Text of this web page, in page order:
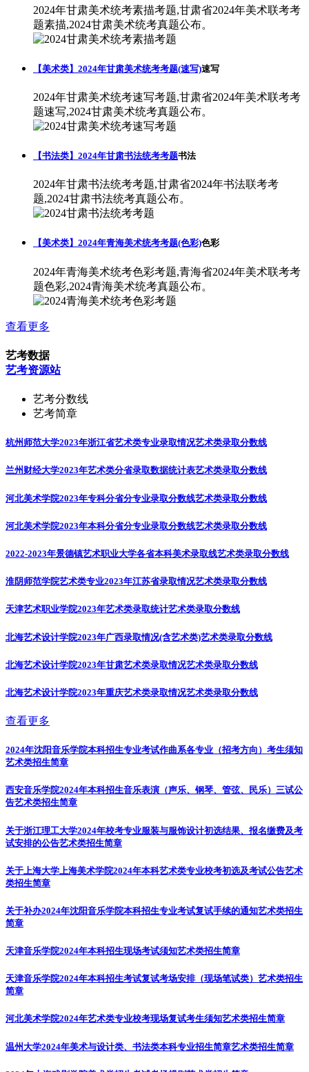
2024年甘肃美术统考素描考题,甘肃省2024年美术联考考
题素描,2024甘肃美术统考真题公布。
【美术类】2024年甘肃美术统考考题(速写)速写
2024年甘肃美术统考速写考题,甘肃省2024年美术联考考
题速写,2024甘肃美术统考真题公布。
【书法类】2024年甘肃书法统考考题书法
2024年甘肃书法统考考题,甘肃省2024年书法联考考
题,2024甘肃书法统考真题公布。
【美术类】2024年青海美术统考考题(色彩)色彩
2024年青海美术统考色彩考题,青海省2024年美术联考考
题色彩,2024青海美术统考真题公布。
查看更多
艺考数据
艺考资源站
艺考分数线
艺考简章
杭州师范大学2023年浙江省艺术类专业录取情况艺术类录取分数线
兰州财经大学2023年艺术类分省录取数据统计表艺术类录取分数线
河北美术学院2023年专科分省分专业录取分数线艺术类录取分数线
河北美术学院2023年本科分省分专业录取分数线艺术类录取分数线
2022-2023年景德镇艺术职业大学各省本科美术录取线艺术类录取分数线
淮阴师范学院艺术类专业2023年江苏省录取情况艺术类录取分数线
天津艺术职业学院2023年艺术类录取统计艺术类录取分数线
北海艺术设计学院2023年广西录取情况(含艺术类)艺术类录取分数线
北海艺术设计学院2023年甘肃艺术类录取情况艺术类录取分数线
北海艺术设计学院2023年重庆艺术类录取情况艺术类录取分数线
查看更多
2024年沈阳音乐学院本科招生专业考试作曲系各专业（招考方向）考生须知
艺术类招生简章
西安音乐学院2024年本科招生音乐表演（声乐、钢琴、管弦、民乐）三试公
告艺术类招生简章
关于浙江理工大学2024年校考专业服装与服饰设计初选结果、报名缴费及考
试安排的公告艺术类招生简章
关于上海大学上海美术学院2024年本科艺术类专业校考初选及考试公告艺术
类招生简章
关于补办2024年沈阳音乐学院本科招生专业考试复试手续的通知艺术类招生
简章
天津音乐学院2024年本科招生现场考试须知艺术类招生简章
天津音乐学院2024年本科招生考试复试考场安排（现场笔试类） 艺术类招生
简章
河北美术学院2024年艺术类专业校考现场复试考生须知艺术类招生简章
温州大学2024年美术与设计类、书法类本科专业招生简章艺术类招生简章